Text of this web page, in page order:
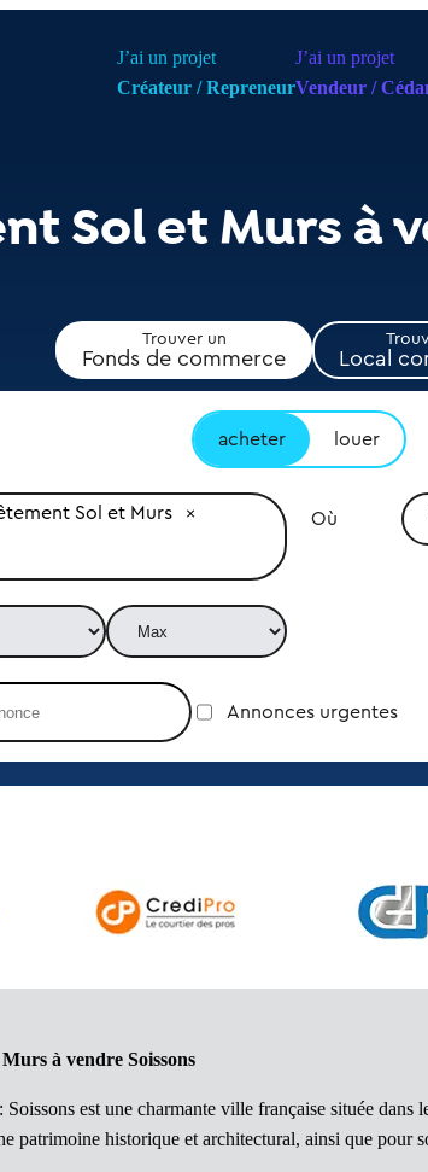
J’ai un projet
Créateur / Repreneur
J’ai un projet
Vendeur /
Sol et Murs à
Trouver un
Fonds de commerce Local
acheter louer
Sol et Murs Où
Annonces urgentes
à vendre Soissons
: Soissons est une charmante ville française située
patrimoine historique et architectural, ainsi que pour